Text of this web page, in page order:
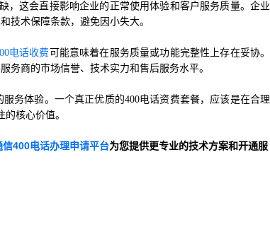
，这会直接影响企业的正常使用体验和客户服务质量。企业
技术保障条款，避免因小失大。
电话收费 可能意味着在服务质量或功能完整性上存在妥协。
务商的市场信誉、技术实力和售后服务水平。
务体验。一个真正优质的400电话资费套餐，应该是在合理
核心价值。
信400电话办理申请平台为您提供更专业的技术方案和开通服